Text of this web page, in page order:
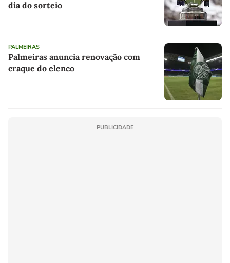
dia do sorteio
PALMEIRAS
Palmeiras anuncia renovação com
craque do elenco
PUBLICIDADE